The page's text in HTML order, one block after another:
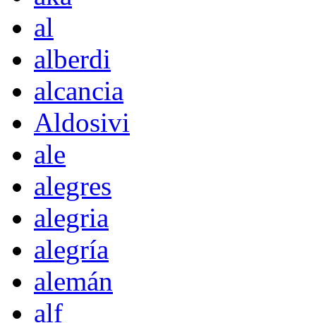
al
alberdi
alcancia
Aldosivi
ale
alegres
alegria
alegría
alemán
alf